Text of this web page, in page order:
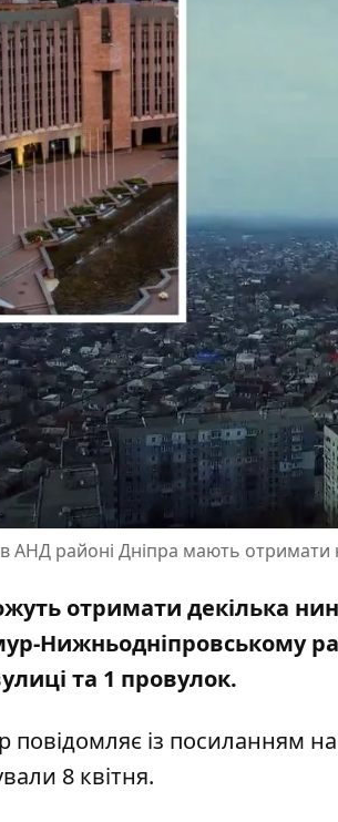
в АНД районі Дніпра мають отримати
отримати декілька
Нижньодніпровському
та 1 провулок.
із посиланням
8 квітня.